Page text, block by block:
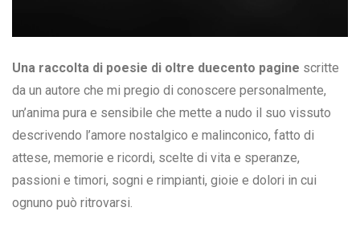
Una raccolta di poesie di oltre duecento pagine scritte
da un autore che mi pregio di conoscere personalmente,
un’anima pura e sensibile che mette a nudo il suo vissuto
descrivendo l’amore nostalgico e malinconico, fatto di
attese, memorie e ricordi, scelte di vita e speranze,
passioni e timori, sogni e rimpianti, gioie e dolori in cui
ognuno può ritrovarsi.